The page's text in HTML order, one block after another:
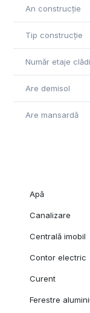
An construcție
Tip construcție
Număr etaje
Are demisol
Are mansardă
Apă
Canalizare
Centrală imobil
Contor electric
Curent
Ferestre